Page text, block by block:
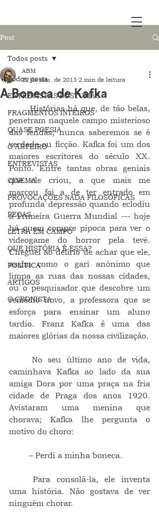
Post
Todos posts
ENTREVISTAS PÓSTUMAS
FRAGMENTOS INTEIROS
QUASE POESIA
O ARTEIRO
ENTREVISTAS
CINEMA
PROVOCAÇÕES NADA FILOSÓFICAS
PEÇAS
LETRA EM CAMPO
QUE HISTÓRIA É ESSA?
POLÍTICA
ARTIGOS
O CRONISTA
Todos posts
A Boneca de Kafka
ABM
22 de mai. de 2013 2 min de leitura
	Histórias há que, de tão belas,
penetram naquele campo misterioso
das lendas; nunca saberemos se é
verdade ou ficção. Kafka foi um dos
maiores escritores do século XX.
Ponto. Entre tantas obras geniais
que ele criou, a que mais me
marcou foi a de ter entrado em
profunda depressão quando eclodiu
a Primeira Guerra Mundial --- hoje
há quem compre pipoca para ver o
videogame do horror pela tevê.
Cheguei ao delírio de achar que ele,
assim como o gari anônimo que
limpa as ruas das nossas cidades,
ou o pesquisador que descobre um
remédio novo, a professora que se
esforça para ensinar um aluno
tardio. Franz Kafka é uma das
maiores glórias da nossa civilização.
caminhava Kafka ao lado da sua
amiga Dora por uma praça na fria
cidade de Praga dos anos 1920.
Avistaram uma menina que
chorava; Kafka lhe pergunta o
motivo do choro:
	– Perdi a minha boneca.
uma história. Não gostava de ver
ninguém chorar.